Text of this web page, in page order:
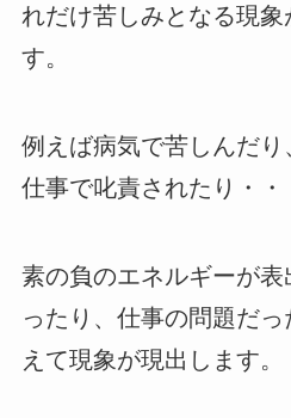
れだけ苦しみとなる現
す。
例えば病気で苦しんだり
仕事で叱責されたり・・
素の負のエネルギーが
ったり、仕事の問題だ
えて現象が現出します。